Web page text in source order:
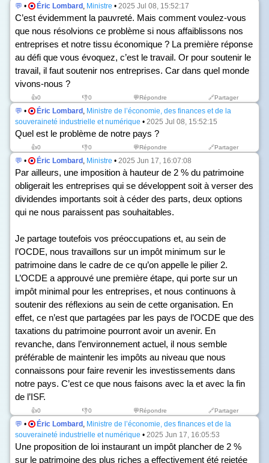
💬 • Éric Lombard , Ministre • 2025 Jul 08, 15:52:17
C’est évidemment la pauvreté. Mais comment voulez-vous
que nous résolvions ce problème si nous affaiblissons nos
entreprises et notre tissu économique ? La première réponse
au défi que vous évoquez, c’est le travail. Or pour soutenir le
travail, il faut soutenir nos entreprises. Car dans quel monde
vivons-nous ?
👍0 👎0 💬Répondre 🔗Partager
💬 • Éric Lombard , Ministre de l’économie, des finances et de la
souveraineté industrielle et numérique • 2025 Jul 08, 15:52:15
Quel est le problème de notre pays ?
👍0 👎0 💬Répondre 🔗Partager
💬 • Éric Lombard , Ministre • 2025 Jun 17, 16:07:08
Par ailleurs, une imposition à hauteur de 2 % du patrimoine
obligerait les entreprises qui se développent soit à verser des
dividendes importants soit à céder des parts, deux options
qui ne nous paraissent pas souhaitables.
Je partage toutefois vos préoccupations et, au sein de
l’OCDE, nous travaillons sur un impôt minimum sur le
patrimoine dans le cadre de ce qu’on appelle le pilier 2.
L’OCDE a approuvé une première étape, qui porte sur un
impôt minimal pour les entreprises, et nous continuons à
soutenir des réflexions au sein de cette organisation. En
effet, ce n’est que partagées par les pays de l’OCDE que des
taxations du patrimoine pourront avoir un avenir. En
revanche, dans l’environnement actuel, il nous semble
préférable de maintenir les impôts au niveau que nous
connaissons pour faire revenir les investissements dans
notre pays. C’est ce que nous faisons avec la et avec la fin
de l’ISF.
👍0 👎0 💬Répondre 🔗Partager
💬 • Éric Lombard , Ministre de l’économie, des finances et de la
souveraineté industrielle et numérique • 2025 Jun 17, 16:05:53
Une proposition de loi instaurant un impôt plancher de 2 %
sur le patrimoine des plus riches a effectivement été rejetée